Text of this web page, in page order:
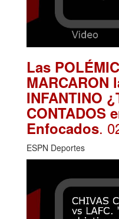
Las
MARCARON
INFANTINO
CONTADOS
Enfocados.
ESPN Deportes